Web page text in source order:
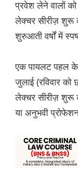
प्रवेश लेने वालों
लेक्चर सीरीज़ शुरू
शुरुआती वर्षों में
एक पायलट पहल
जुलाई (रविवार
लेक्चर सीरीज़ शुरू
या अनुभवी